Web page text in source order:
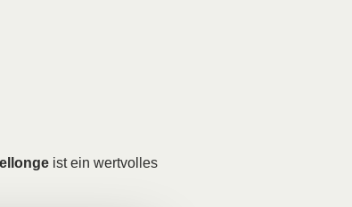
ist ein wertvolles